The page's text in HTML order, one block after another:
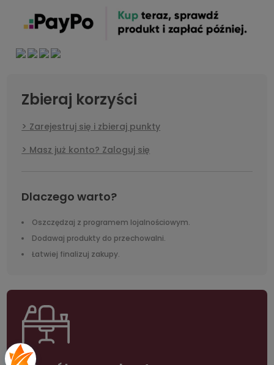
Zbieraj korzyści
Zarejestruj się i zbieraj punkty
Masz już konto? Zaloguj się
Dlaczego warto?
Oszczędzaj z programem lojalnościowym.
Dodawaj produkty do przechowalni.
Łatwiej finalizuj zakupy.